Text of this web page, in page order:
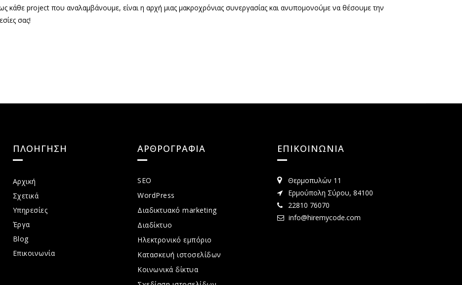
κάθε project που αναλαμβάνουμε, είναι η αρχή μιας μακροχρόνιας συνεργασίας και ανυπομονούμε να θέσουμε την
σας!
ΠΛΟΗΓΗΣΗ
Αρχική
Σχετικά
Υπηρεσίες
Έργα
Blog
Επικοινωνία
ΑΡΘΡΟΓΡΑΦΙΑ
SEO
WordPress
Διαδικτυακό marketing
Διαδίκτυο
Ηλεκτρονικό εμπόριο
Κατασκευή ιστοσελίδων
Κοινωνικά δίκτυα
ΕΠΙΚΟΙΝΩΝΙΑ
Θερμοπυλών 11
Ερμούπολη Σύρου, 84100
22810 76070
info@hiremycode.com